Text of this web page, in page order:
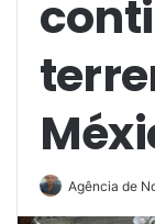
Agência de